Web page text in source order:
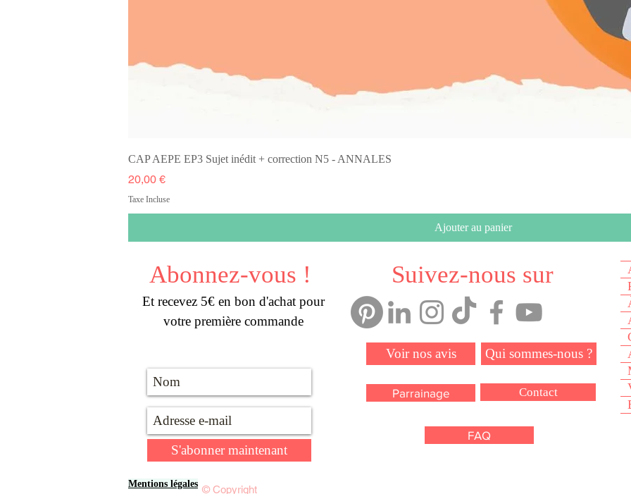
CAP AEPE EP3 Sujet inédit + correction N5 - ANNALES
Prix
20,00 €
Taxe Incluse
Ajouter au panier
Abonnez-vous !
Et recevez 5€ en bon d'achat pour
votre première commande
S'abonner maintenant
Suivez-nous sur
Voir nos avis Qui sommes-nous ?
Parrainage Contact
FAQ
Mentions légales © Copyright